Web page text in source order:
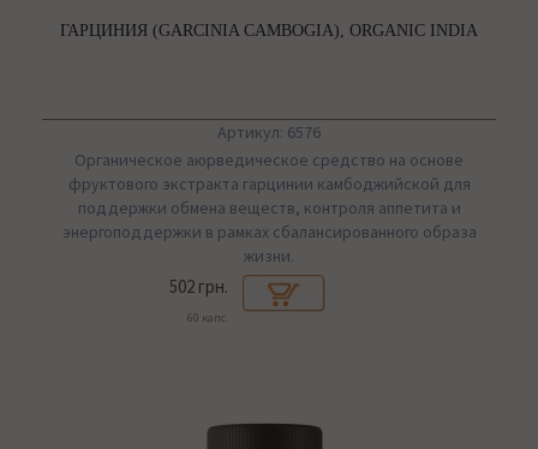
ГАРЦИНИЯ (GARCINIA CAMBOGIA), ORGANIC INDIA
Артикул: 6576
Органическое аюрведическое средство на основе
фруктового экстракта гарцинии камбоджийской для
поддержки обмена веществ, контроля аппетита и
энергоподдержки в рамках сбалансированного образа
жизни.
502 грн.
60 капс.